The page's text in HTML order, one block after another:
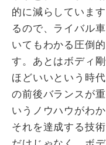
的に減らしていま
るので、ライバル
いてもわかる圧倒
す。あとはボディ
ほどいいという時
の前後バランスが
いうノウハウがわ
それを達成する技